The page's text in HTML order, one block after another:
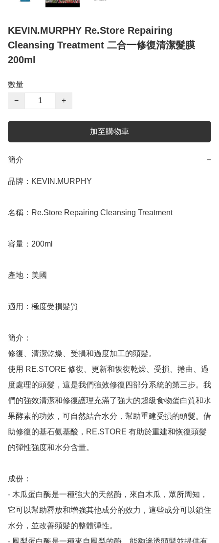
KEVIN.MURPHY Re.Store Repairing
Cleansing Treatment 二合一修復清潔髮膜
200ml
數量
−
+
加至購物車
簡介 −
品牌：KEVIN.MURPHY
名稱：Re.Store Repairing Cleansing Treatment
容量：200ml
產地：美國
適用：極度受損髮質
簡介：
修復、清潔乾燥、受損和過度加工的頭髮。
使用 RE.STORE 修復、更新和恢復乾燥、受損、捲曲、過
度處理的頭髮，這是我們強效修復四部分系統的第三步。我
們的強效清潔和修復護理充滿了強大的超級食物蛋白質和水
果酵素的功效，可自然結合水分，幫助重建受損的頭髮。借
助修復的基石氨基酸，RE.STORE 有助於重建和恢復頭髮
的彈性強度和水分含量。
成份：
- 木瓜蛋白酶是一種強大的天然酶，來自木瓜，眾所周知，
它可以幫助釋放和增強其他成分的效力，這些成分可以鎖住
水分，並改善頭髮的整體彈性。